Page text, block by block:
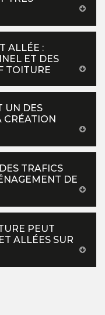
ALLÉE :
ET DES
TOITURE
UN DES
CRÉATION
TRAFICS
DE
PEUT
ALLÉES SUR